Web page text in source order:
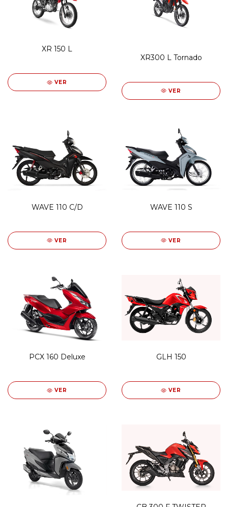
XR 150 L
VER
XR300 L Tornado
VER
WAVE 110 C/D
VER
WAVE 110 S
VER
PCX 160 Deluxe
VER
GLH 150
VER